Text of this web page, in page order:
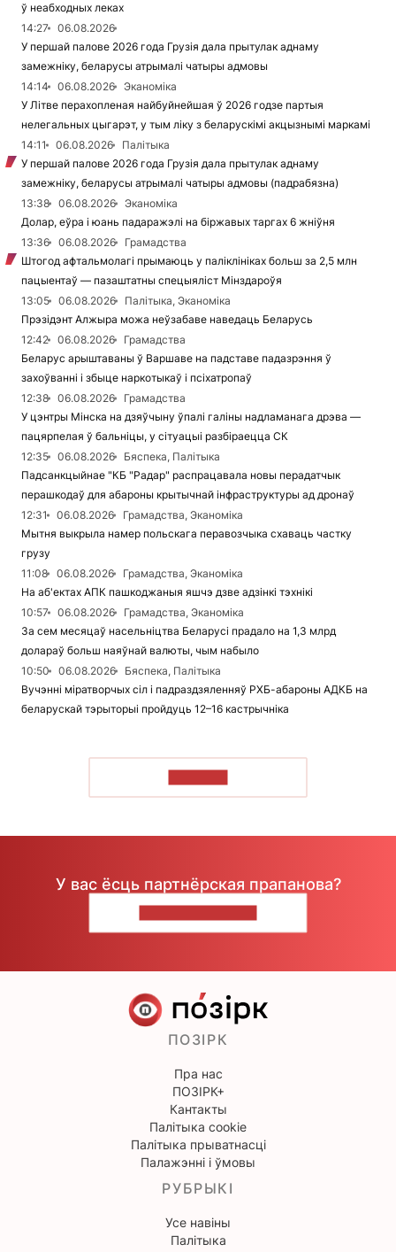
ў неабходных леках
14:27
06.08.2026
У першай палове 2026 года Грузія дала прытулак аднаму
замежніку, беларусы атрымалі чатыры адмовы
14:14
06.08.2026
Эканоміка
У Літве перахопленая найбуйнейшая ў 2026 годзе партыя
нелегальных цыгарэт, у тым ліку з беларускімі акцызнымі маркамі
14:11
06.08.2026
Палітыка
У першай палове 2026 года Грузія дала прытулак аднаму
замежніку, беларусы атрымалі чатыры адмовы (падрабязна)
13:38
06.08.2026
Эканоміка
Долар, еўра і юань падаражэлі на біржавых таргах 6 жніўня
13:36
06.08.2026
Грамадства
Штогод афтальмолагі прымаюць у паліклініках больш за 2,5 млн
пацыентаў — пазаштатны спецыяліст Мінздароўя
13:05
06.08.2026
Палітыка, Эканоміка
Прэзідэнт Алжыра можа неўзабаве наведаць Беларусь
12:42
06.08.2026
Грамадства
Беларус арыштаваны ў Варшаве на падставе падазрэння ў
захоўванні і збыце наркотыкаў і псіхатропаў
12:38
06.08.2026
Грамадства
У цэнтры Мінска на дзяўчыну ўпалі галіны надламанага дрэва —
пацярпелая ў бальніцы, у сітуацыі разбіраецца СК
12:35
06.08.2026
Бяспека, Палітыка
Падсанкцыйнае "КБ "Радар" распрацавала новы перадатчык
перашкодаў для абароны крытычнай інфраструктуры ад дронаў
12:31
06.08.2026
Грамадства, Эканоміка
Мытня выкрыла намер польскага перавозчыка схаваць частку
грузу
11:08
06.08.2026
Грамадства, Эканоміка
На аб'ектах АПК пашкоджаныя яшчэ дзве адзінкі тэхнікі
10:57
06.08.2026
Грамадства, Эканоміка
За сем месяцаў насельніцтва Беларусі прадало на 1,3 млрд
долараў больш наяўнай валюты, чым набыло
10:50
06.08.2026
Бяспека, Палітыка
Вучэнні міратворчых сіл і падраздзяленняў РХБ-абароны АДКБ на
беларускай тэрыторыі пройдуць 12–16 кастрычніка
У вас ёсць партнёрская прапанова?
ПОЗІРК
Пра нас
ПОЗІРК+
Кантакты
Палітыка cookie
Палітыка прыватнасці
Палажэнні і ўмовы
РУБРЫКІ
Усе навіны
Палітыка